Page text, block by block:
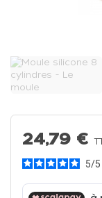
24,79 €
5/5